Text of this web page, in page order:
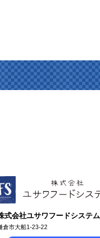
式会社ユサワフードシステム
倉市大船1-23-22